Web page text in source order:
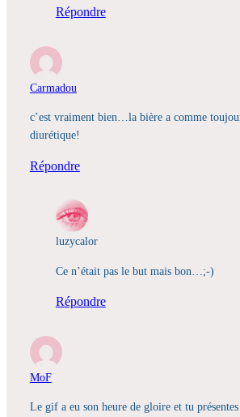
Répondre
Carmadou
c’est vraiment bien…la bière a comme
diurétique!
Répondre
luzycalor
Ce n’était pas le but mais bon…;-)
Répondre
MoF
Le gif a eu son heure de gloire et tu